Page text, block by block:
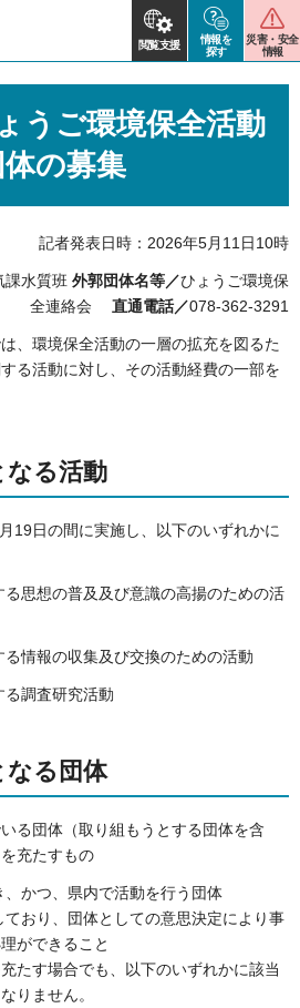
閲覧支援
情報を
探す
災害・安全
情報
うご環境保全活動
の募集
記者発表日時：2026年5月11日10時
課水質班 外郭団体名等／ひょうご環境保
全連絡会 直通電話／078-362-3291
、環境保全活動の一層の拡充を図るた
る活動に対し、その活動経費の一部を
なる活動
19日の間に実施し、以下のいずれかに
思想の普及及び意識の高揚のための活
情報の収集及び交換のための活動
調査研究活動
なる団体
る団体（取り組もうとする団体を含
充たすもの
かつ、県内で活動を行う団体
おり、団体としての意思決定により事
ができること
たす場合でも、以下のいずれかに該当
りません。